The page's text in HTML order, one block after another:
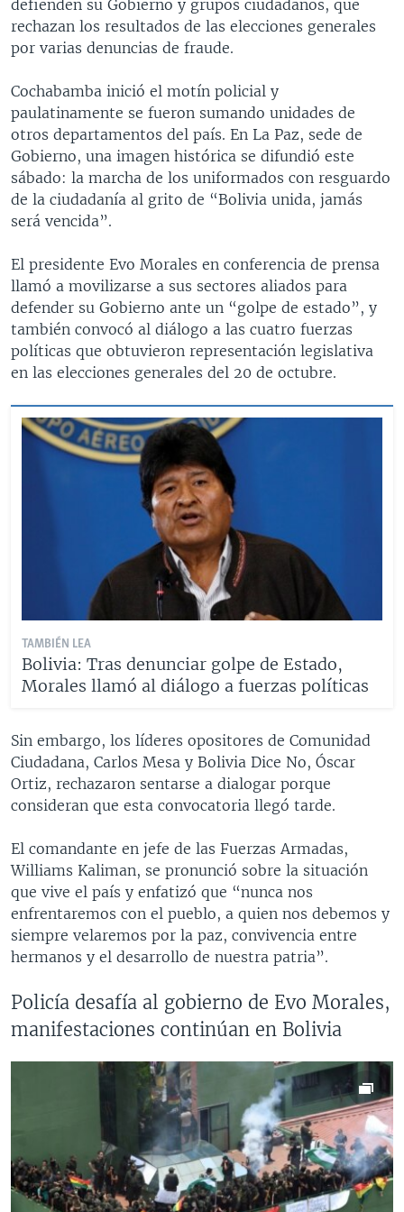
defienden su Gobierno y grupos ciudadanos, que
rechazan los resultados de las elecciones generales
por varias denuncias de fraude.
Cochabamba inició el motín policial y
paulatinamente se fueron sumando unidades de
otros departamentos del país. En La Paz, sede de
Gobierno, una imagen histórica se difundió este
sábado: la marcha de los uniformados con resguardo
de la ciudadanía al grito de “Bolivia unida, jamás
será vencida”.
El presidente Evo Morales en conferencia de prensa
llamó a movilizarse a sus sectores aliados para
defender su Gobierno ante un “golpe de estado”, y
también convocó al diálogo a las cuatro fuerzas
políticas que obtuvieron representación legislativa
en las elecciones generales del 20 de octubre.
TAMBIÉN LEA
Bolivia: Tras denunciar golpe de Estado,
Morales llamó al diálogo a fuerzas políticas
Sin embargo, los líderes opositores de Comunidad
Ciudadana, Carlos Mesa y Bolivia Dice No, Óscar
Ortiz, rechazaron sentarse a dialogar porque
consideran que esta convocatoria llegó tarde.
El comandante en jefe de las Fuerzas Armadas,
Williams Kaliman, se pronunció sobre la situación
que vive el país y enfatizó que “nunca nos
enfrentaremos con el pueblo, a quien nos debemos y
siempre velaremos por la paz, convivencia entre
hermanos y el desarrollo de nuestra patria”.
Policía desafía al gobierno de Evo Morales,
manifestaciones continúan en Bolivia